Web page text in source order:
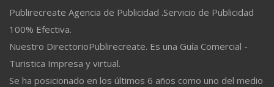
Publirecreate Agencia de Publicidad .Servicio de Publicidad
100% Efectiva.
Nuestro DirectorioPublirecreate. Es una Guía Comercial -
Turistica Impresa y virtual.
Se ha posicionado en los últimos 6 años como uno del medio